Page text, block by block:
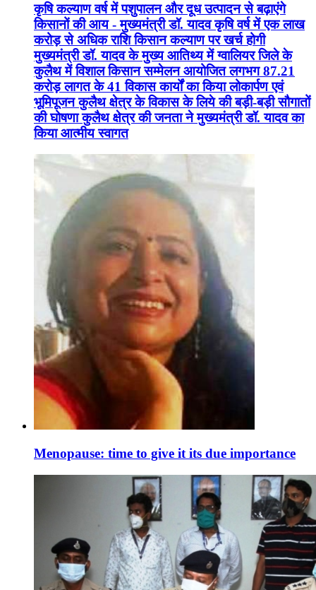
कृषि कल्याण वर्ष में पशुपालन और दूध उत्पादन से बढ़ाएंगे
किसानों की आय - मुख्यमंत्री डॉ. यादव कृषि वर्ष में एक लाख
करोड़ से अधिक राशि किसान कल्याण पर खर्च होगी
मुख्यमंत्री डॉ. यादव के मुख्य आतिथ्य में ग्वालियर जिले के
कुलैथ में विशाल किसान सम्मेलन आयोजित लगभग 87.21
करोड़ लागत के 41 विकास कार्यों का किया लोकार्पण एवं
भूमिपूजन कुलैथ क्षेत्र के विकास के लिये की बड़ी-बड़ी सौगातों
की घोषणा कुलैथ क्षेत्र की जनता ने मुख्यमंत्री डॉ. यादव का
किया आत्मीय स्वागत
Menopause: time to give it its due importance